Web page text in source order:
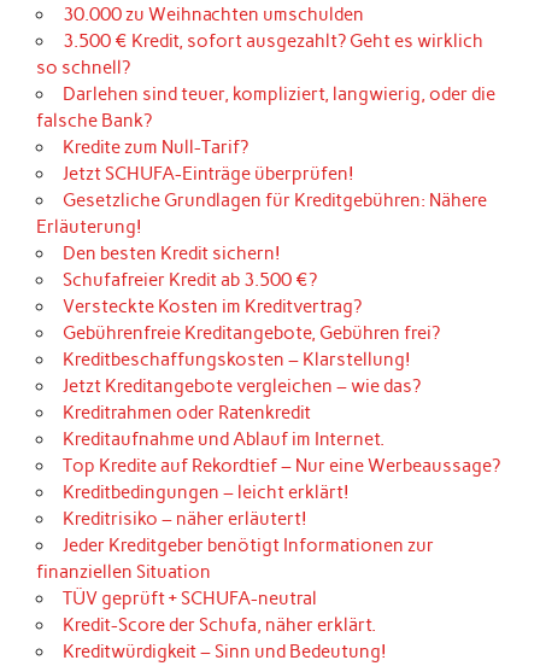
30.000 zu Weihnachten umschulden
3.500 € Kredit, sofort ausgezahlt? Geht es wirklich
so schnell?
Darlehen sind teuer, kompliziert, langwierig, oder die
falsche Bank?
Kredite zum Null-Tarif?
Jetzt SCHUFA-Einträge überprüfen!
Gesetzliche Grundlagen für Kreditgebühren: Nähere
Erläuterung!
Den besten Kredit sichern!
Schufafreier Kredit ab 3.500 €?
Versteckte Kosten im Kreditvertrag?
Gebührenfreie Kreditangebote, Gebühren frei?
Kreditbeschaffungskosten – Klarstellung!
Jetzt Kreditangebote vergleichen – wie das?
Kreditrahmen oder Ratenkredit
Kreditaufnahme und Ablauf im Internet.
Top Kredite auf Rekordtief – Nur eine Werbeaussage?
Kreditbedingungen – leicht erklärt!
Kreditrisiko – näher erläutert!
Jeder Kreditgeber benötigt Informationen zur
finanziellen Situation
TÜV geprüft + SCHUFA-neutral
Kredit-Score der Schufa, näher erklärt.
Kreditwürdigkeit – Sinn und Bedeutung!